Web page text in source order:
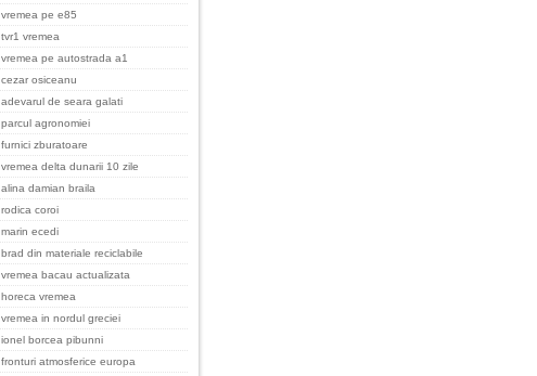
vremea pe e85
tvr1 vremea
vremea pe autostrada a1
cezar osiceanu
adevarul de seara galati
parcul agronomiei
furnici zburatoare
vremea delta dunarii 10 zile
alina damian braila
rodica coroi
marin ecedi
brad din materiale reciclabile
vremea bacau actualizata
horeca vremea
vremea in nordul greciei
ionel borcea pibunni
fronturi atmosferice europa